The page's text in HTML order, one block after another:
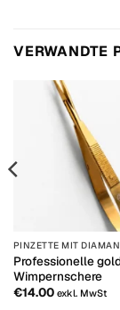
VERWANDTE
Professionelle
Wimpernschere
€14.00 exkl. MwSt